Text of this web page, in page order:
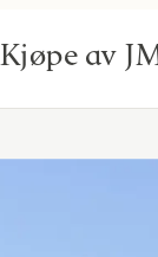
Kjøpe av